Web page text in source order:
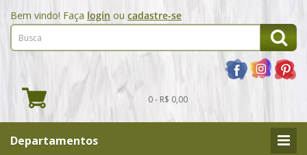
Bem vindo! Faça login ou cadastre-se
0 - R$ 0,00
Departamentos